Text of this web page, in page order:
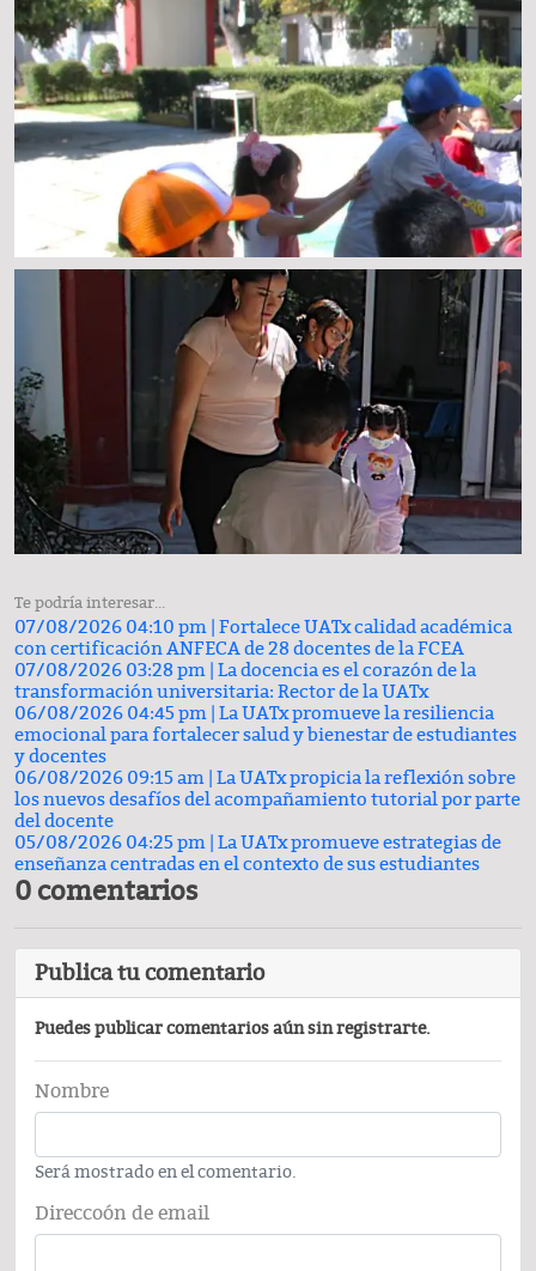
Te podría interesar...
07/08/2026 04:10 pm | Fortalece UATx calidad académica
con certificación ANFECA de 28 docentes de la FCEA
07/08/2026 03:28 pm | La docencia es el corazón de la
transformación universitaria: Rector de la UATx
06/08/2026 04:45 pm | La UATx promueve la resiliencia
emocional para fortalecer salud y bienestar de estudiantes
y docentes
06/08/2026 09:15 am | La UATx propicia la reflexión sobre
los nuevos desafíos del acompañamiento tutorial por parte
del docente
05/08/2026 04:25 pm | La UATx promueve estrategias de
enseñanza centradas en el contexto de sus estudiantes
0 comentarios
Publica tu comentario
Puedes publicar comentarios aún sin registrarte.
Nombre
Será mostrado en el comentario.
Direccoón de email